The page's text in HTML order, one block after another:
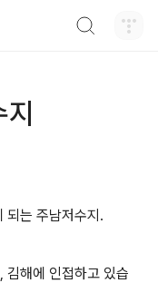
되는 주남저수지.
김해에 인접하고 있습